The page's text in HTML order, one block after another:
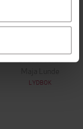
LYDBOK